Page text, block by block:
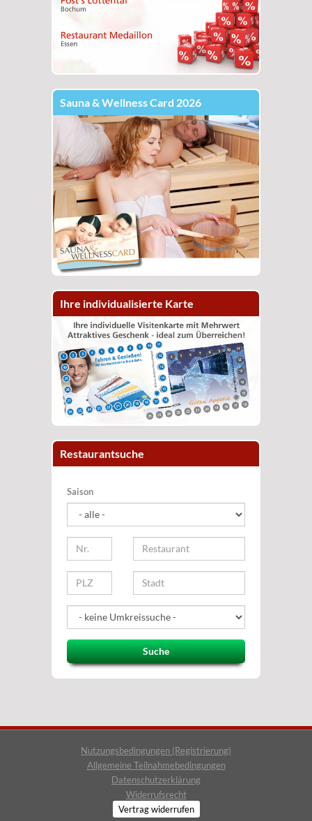
Sauna & Wellness Card 2026
Ihre individualisierte Karte
Restaurantsuche
Saison
Suche
Nutzungsbedingungen (Registrierung)
Allgemeine Teilnahmebedingungen
Datenschutzerklärung
Widerrufsrecht
Vertrag widerrufen